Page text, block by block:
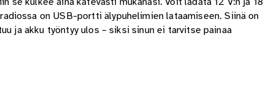
on USB-portti älypuhelimien lataamiseen. Siinä on
ja akku työntyy ulos – siksi sinun ei tarvitse painaa